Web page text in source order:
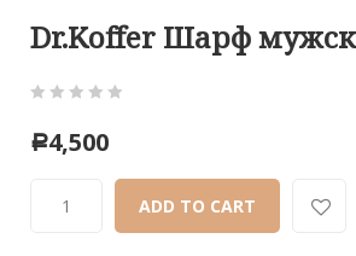
Dr.Koffer Шарф
out
based
Р4,500
ADD TO CART